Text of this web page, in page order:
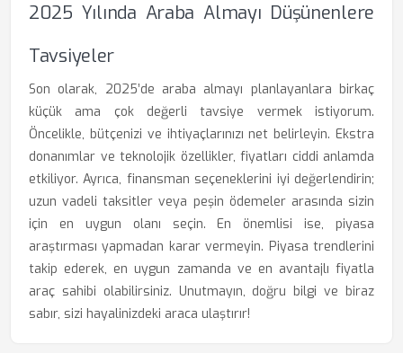
2025 Yılında Araba Almayı Düşünenlere
Tavsiyeler
Son olarak, 2025’de araba almayı planlayanlara birkaç
küçük ama çok değerli tavsiye vermek istiyorum.
Öncelikle, bütçenizi ve ihtiyaçlarınızı net belirleyin. Ekstra
donanımlar ve teknolojik özellikler, fiyatları ciddi anlamda
etkiliyor. Ayrıca, finansman seçeneklerini iyi değerlendirin;
uzun vadeli taksitler veya peşin ödemeler arasında sizin
için en uygun olanı seçin. En önemlisi ise, piyasa
araştırması yapmadan karar vermeyin. Piyasa trendlerini
takip ederek, en uygun zamanda ve en avantajlı fiyatla
araç sahibi olabilirsiniz. Unutmayın, doğru bilgi ve biraz
sabır, sizi hayalinizdeki araca ulaştırır!